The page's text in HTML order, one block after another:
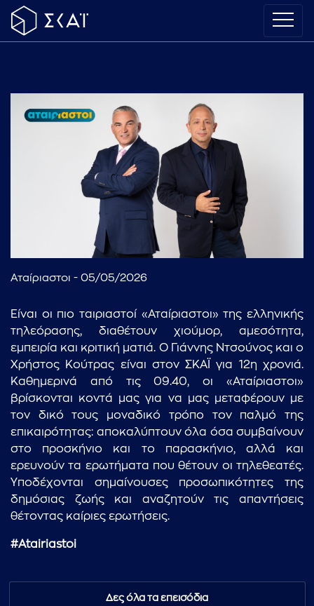
Αταίριαστοι - 05/05/2026
Είναι οι πιο ταιριαστοί «Αταίριαστοι» της ελληνικής
τηλεόρασης, διαθέτουν χιούμορ, αμεσότητα,
εμπειρία και κριτική ματιά. Ο Γιάννης Ντσούνος και ο
Χρήστος Κούτρας είναι στον ΣΚΑΪ για 12η χρονιά.
Καθημερινά από τις 09.40, οι «Αταίριαστοι»
βρίσκονται κοντά μας για να μας μεταφέρουν με
τον δικό τους μοναδικό τρόπο τον παλμό της
επικαιρότητας: αποκαλύπτουν όλα όσα συμβαίνουν
στο προσκήνιο και το παρασκήνιο, αλλά και
ερευνούν τα ερωτήματα που θέτουν οι τηλεθεατές.
Υποδέχονται σημαίνουσες προσωπικότητες της
δημόσιας ζωής και αναζητούν τις απαντήσεις
θέτοντας καίριες ερωτήσεις.
#Atairiastoi
Δες όλα τα επεισόδια